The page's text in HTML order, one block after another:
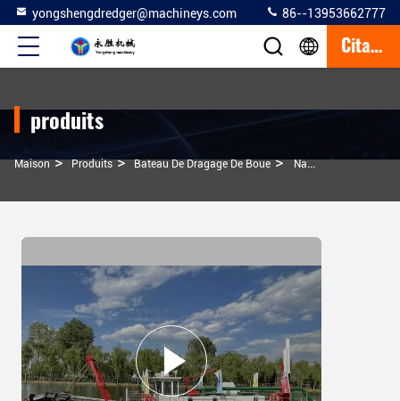
yongshengdredger@machineys.com 86--13953662777
Citation
produits
Maison > Produits > Bateau De Dragage De Boue > Navigation GPS De Précision Bateau Dragueur De Boue À Coque En Acier D'une Capacité De 500 M3 Par Heure